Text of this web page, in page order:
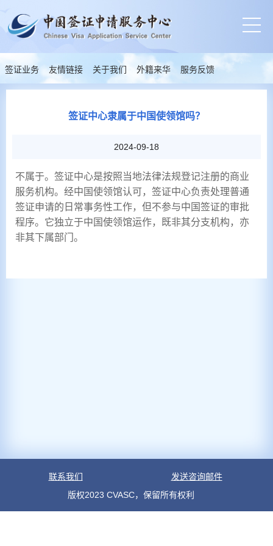
签证业务 友情链接 关于我们 外籍来华 服务反馈
签证中心隶属于中国使领馆吗？
2024-09-18
不属于。签证中心是按照当地法律法规登记注册的商业
服务机构。经中国使领馆认可，签证中心负责处理普通
签证申请的日常事务性工作，但不参与中国签证的审批
程序。它独立于中国使领馆运作，既非其分支机构，亦
非其下属部门。
联系我们
发送咨询邮件
版权2023 CVASC，保留所有权利